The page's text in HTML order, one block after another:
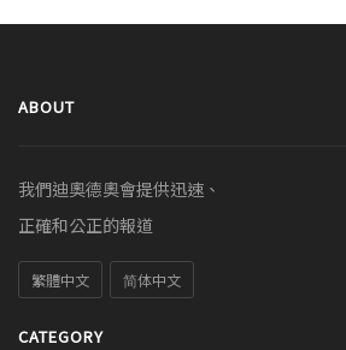
ABOUT
我們迪奧德奧會提供迅速、
正確和公正的報道
繁體中文 简体中文
CATEGORY